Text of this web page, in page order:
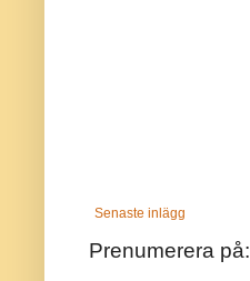
Senaste inlägg
Prenumerera på: